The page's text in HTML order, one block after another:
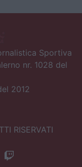
Sportiva
nr. 1028 del
2012
RISERVATI